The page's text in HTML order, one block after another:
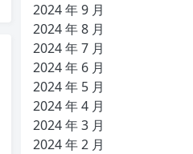
2024 年 9 月
2024 年 8 月
2024 年 7 月
2024 年 6 月
2024 年 5 月
2024 年 4 月
2024 年 3 月
2024 年 2 月